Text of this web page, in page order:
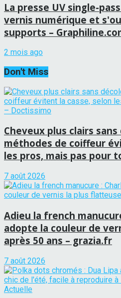
La presse UV single-
vernis numérique et
supports –
2 mois ago
Don't Miss
Cheveux plus clairs
méthodes de coiffeur
les pros, mais pas pour
7 août 2026
Adieu la french
adopte la couleur de
après 50 ans – grazia.fr
7 août 2026